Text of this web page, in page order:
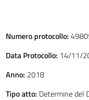
Numero protocollo:
Data Protocollo: 14/11/
Anno: 2018
Tipo atto: Determine del